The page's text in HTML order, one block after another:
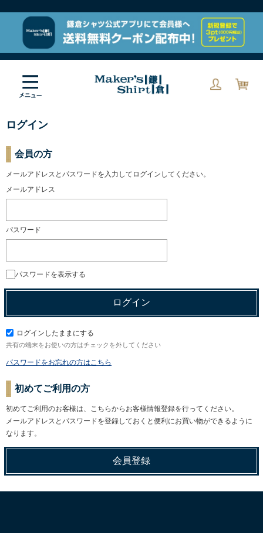
ログイン
会員の方
メールアドレスとパスワードを入力してログインしてください。
メールアドレス
パスワード
パスワードを表示する
ログインしたままにする
共有の端末をお使いの方はチェックを外してください
パスワードをお忘れの方はこちら
初めてご利用の方
初めてご利用のお客様は、こちらからお客様情報登録を行ってください。
メールアドレスとパスワードを登録しておくと便利にお買い物ができるように
なります。